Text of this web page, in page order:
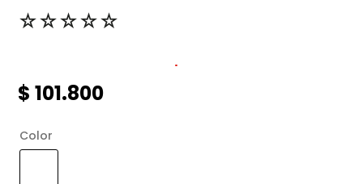
☆☆☆☆☆
$ 101.800
Color